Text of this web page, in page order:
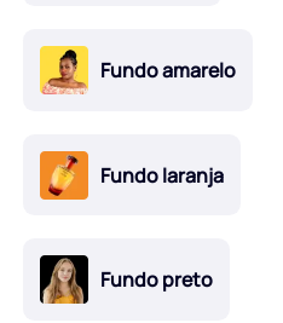
Fundo amarelo
Fundo laranja
Fundo preto